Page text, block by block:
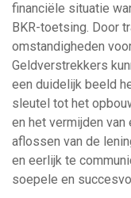
financiële situatie
BKR-toetsing. Door
omstandigheden
Geldverstrekkers
een duidelijk beeld
sleutel tot het
en het vermijden
aflossen van de
en eerlijk te
soepele en